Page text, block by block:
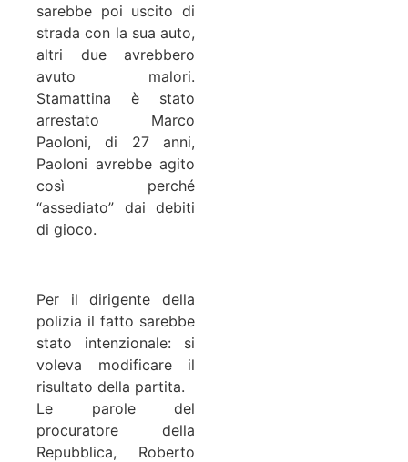
sarebbe poi uscito di
strada con la sua auto,
altri due avrebbero
avuto malori.
Stamattina è stato
arrestato Marco
Paoloni, di 27 anni,
Paoloni avrebbe agito
così perché
“assediato” dai debiti
di gioco.
Per il dirigente della
polizia il fatto sarebbe
stato intenzionale: si
voleva modificare il
risultato della partita.
Le parole del
procuratore della
Repubblica, Roberto